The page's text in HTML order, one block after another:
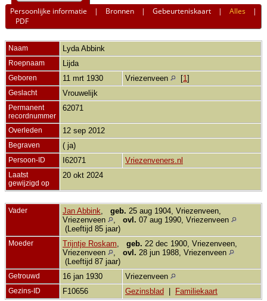
Persoonlijke informatie | Bronnen |Gebeurteniskaart |Alles |
PDF
Naam Lyda Abbink
Roepnaam Lijda
Geboren 11 mrt 1930 Vriezenveen [1 ]
Geslacht Vrouwelijk
Permanent
recordnummer
62071
Overleden 12 sep 2012
Begraven ( ja)
Persoon-ID I62071 Vriezenveners.nl
Laatst
gewijzigd op
20 okt 2024
Vader Jan Abbink geb. 25 aug 1904, Vriezenveen,
Vriezenveen
ovl. 07 aug 1990, Vriezenveen
(Leeftijd 85 jaar)
Moeder Trijntje Roskam geb. 22 dec 1900, Vriezenveen,
Vriezenveen
ovl. 28 jun 1988, Vriezenveen
(Leeftijd 87 jaar)
Getrouwd 16 jan 1930 Vriezenveen
Gezins-ID F10656 Gezinsblad Familiekaart